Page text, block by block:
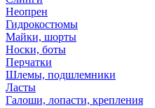
Неопрен
Гидрокостюмы
Майки, шорты
Носки, боты
Перчатки
Шлемы, подшлемники
Ласты
Галоши, лопасти, крепления